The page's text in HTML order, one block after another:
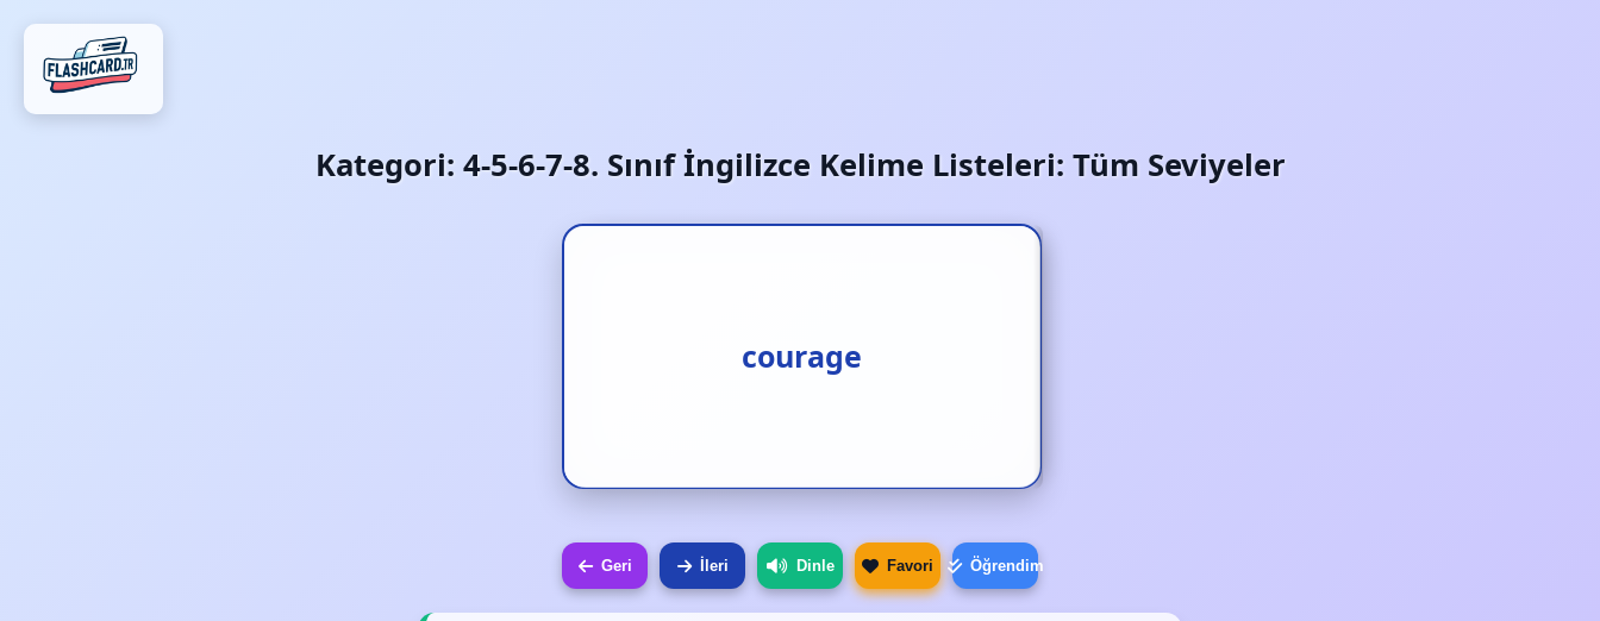
Kategori: 4-5-6-7-8. Sınıf İngilizce Kelime Listeleri: Tüm Seviyeler
courage
cesaret
Geri İleri Dinle Favori Öğrendim